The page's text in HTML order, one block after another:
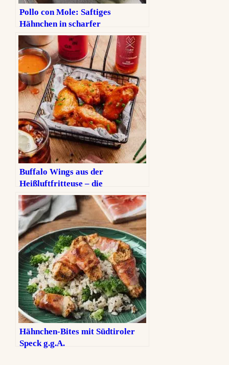
Pollo con Mole: Saftiges
Hähnchen in scharfer
Schokoladensauce!
Buffalo Wings aus der
Heißluftfritteuse – die
ultimativen Hot Wings
Hähnchen-Bites mit Südtiroler
Speck g.g.A.